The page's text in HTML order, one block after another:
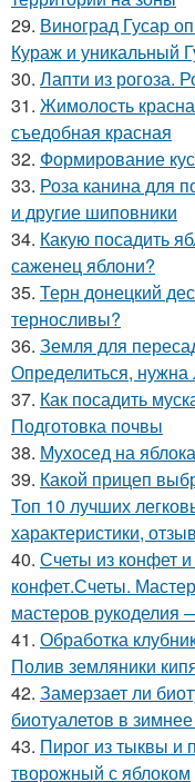
29. Виноград Гусар
Кураж и уникальный
30. Лапти из рогоза.
31. Жимолость
съедобная красная
32. Формирование
33. Роза канина для
и другие шиповники
34. Какую посадить
саженец яблони?
35. Терн донецкий
терносливы?
36. Земля для
Определиться, нужна
37. Как посадить
Подготовка почвы
38. Мухосед на
39. Какой прицеп
Топ 10 лучших
характеристики,
40. Счеты из конфет
конфет.Счеты.
мастеров рукоделия
41. Обработка
Полив земляники
42. Замерзает ли
биотуалетов в
43. Пирог из тыквы и
творожный с яблоком